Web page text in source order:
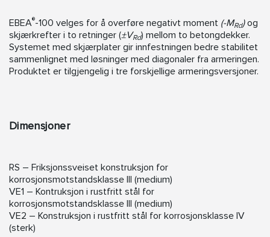
EBEA®-100 velges for å overføre negativt moment (-MRd)og
skjærkrefter i to retninger (±VRd) mellom to betongdekker.
Systemet med skjærplater gir innfestningen bedre stabilitet
sammenlignet med løsninger med diagonaler fra armeringen.
Produktet er tilgjengelig i tre forskjellige armeringsversjoner.
Dimensjoner
RS – Friksjonssveiset konstruksjon for
korrosjonsmotstandsklasse III (medium)
VE1 – Kontruksjon i rustfritt stål for
korrosjonsmotstandsklasse III (medium)
VE2 – Konstruksjon i rustfritt stål for korrosjonsklasse IV
(sterk)